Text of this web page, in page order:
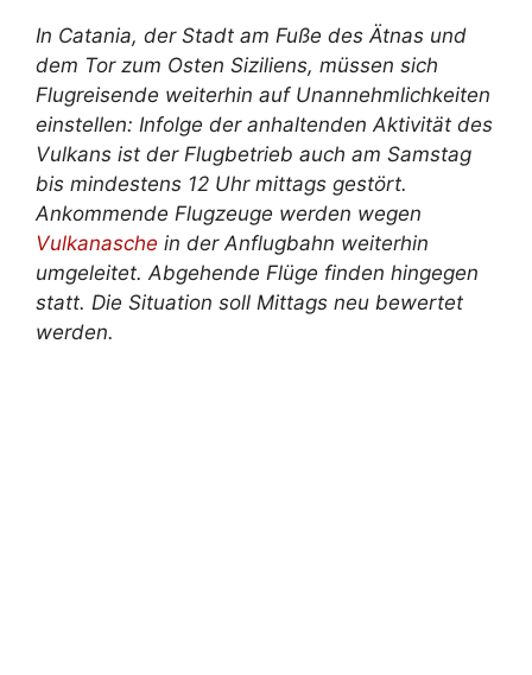
In Catania, der Stadt am Fuße des Ätnas und
dem Tor zum Osten Siziliens, müssen sich
Flugreisende weiterhin auf Unannehmlichkeiten
einstellen: Infolge der anhaltenden Aktivität des
Vulkans ist der Flugbetrieb auch am Samstag
bis mindestens 12 Uhr mittags gestört.
Ankommende Flugzeuge werden wegen
Vulkanasche in der Anflugbahn weiterhin
umgeleitet. Abgehende Flüge finden hingegen
statt. Die Situation soll Mittags neu bewertet
werden.